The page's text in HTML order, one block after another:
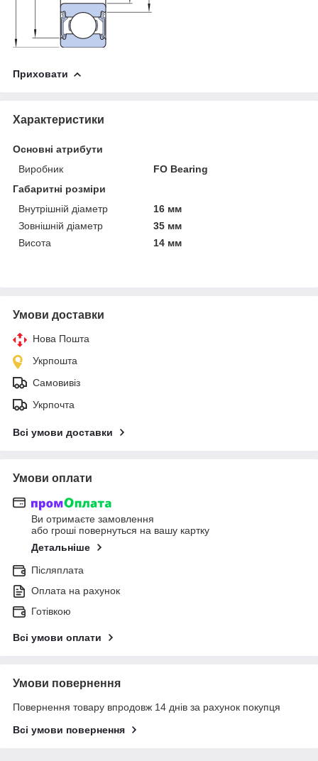
Приховати
Характеристики
Основні атрибути
Виробник
FO Bearing
Габаритні розміри
Внутрішній діаметр
16 мм
Зовнішній діаметр
35 мм
Висота
14 мм
Умови доставки
Нова Пошта
Укрпошта
Самовивіз
Укрпочта
Всі умови доставки
Умови оплати
Ви отримаєте замовлення
або гроші повернуться на вашу картку
Детальніше
Післяплата
Оплата на рахунок
Готівкою
Всі умови оплати
Умови повернення
Повернення товару впродовж 14 днів за рахунок покупця
Всі умови повернення